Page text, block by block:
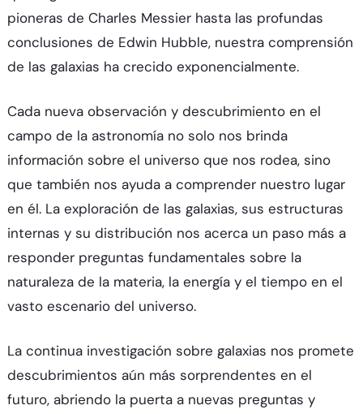
pioneras de Charles Messier hasta las profundas
conclusiones de Edwin Hubble, nuestra comprensión
de las galaxias ha crecido exponencialmente.
Cada nueva observación y descubrimiento en el
campo de la astronomía no solo nos brinda
información sobre el universo que nos rodea, sino
que también nos ayuda a comprender nuestro lugar
en él. La exploración de las galaxias, sus estructuras
internas y su distribución nos acerca un paso más a
responder preguntas fundamentales sobre la
naturaleza de la materia, la energía y el tiempo en el
vasto escenario del universo.
La continua investigación sobre galaxias nos promete
descubrimientos aún más sorprendentes en el
futuro, abriendo la puerta a nuevas preguntas y